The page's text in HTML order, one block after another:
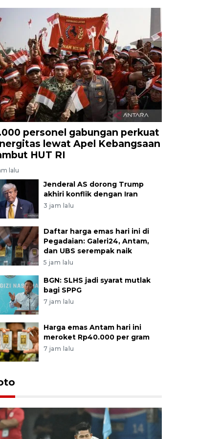
personel gabungan perkuat
lewat Apel Kebangsaan
HUT RI
lalu
Jenderal AS dorong Trump
akhiri konflik dengan Iran
3 jam lalu
Daftar harga emas hari ini di
Pegadaian: Galeri24, Antam,
dan UBS serempak naik
5 jam lalu
BGN: SLHS jadi syarat mutlak
bagi SPPG
7 jam lalu
Harga emas Antam hari ini
meroket Rp40.000 per gram
7 jam lalu